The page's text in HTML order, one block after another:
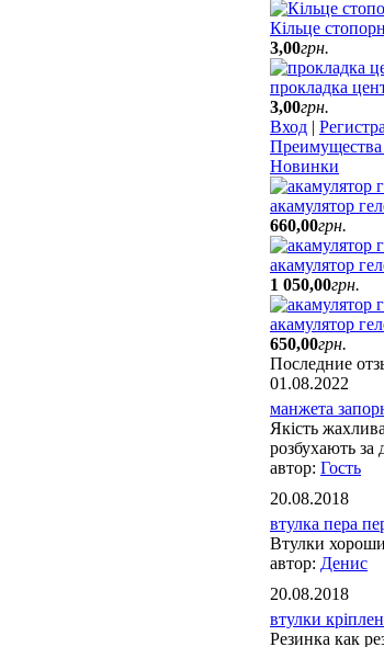
Кільце
3,00грн.
прокладка
3,00грн.
Вход |
Преимущества
Новинки
акамулятор
660,00грн.
акамулятор
1 050,00грн.
акамулятор
650,00грн.
Последние
01.08.2022
манжета
Якість
розбухають за
Гость
20.08.2018
втулка пера
Втулки
Денис
20.08.2018
втулки
Резинка как